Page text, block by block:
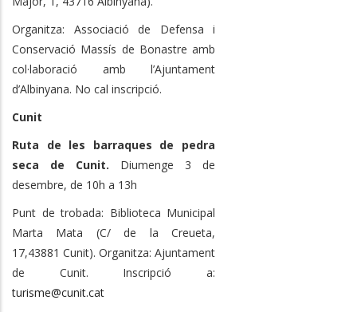
Organitza: Associació de Defensa i
Conservació Massís de Bonastre amb
col·laboració amb l’Ajuntament
d’Albinyana. No cal inscripció.
Cunit
Ruta de les barraques de pedra
seca de Cunit. Diumenge 3 de
desembre, de 10h a 13h
Punt de trobada: Biblioteca Municipal
Marta Mata (C/ de la Creueta,
17,43881 Cunit). Organitza: Ajuntament
de Cunit. Inscripció a:
turisme@cunit.cat